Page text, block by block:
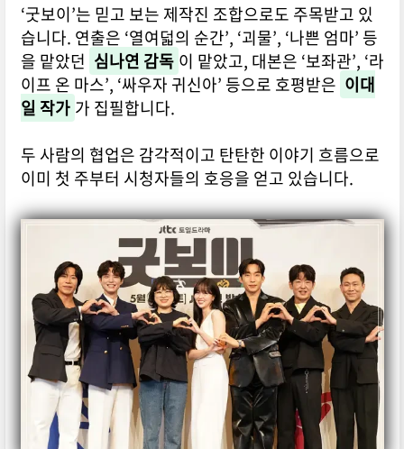
‘굿보이’는 믿고 보는 제작진 조합으로도 주목받고 있
습니다. 연출은 ‘열여덟의 순간’, ‘괴물’, ‘나쁜 엄마’ 등
을 맡았던 심나연 감독 이 맡았고, 대본은 ‘보좌관’, ‘라
이프 온 마스’, ‘싸우자 귀신아’ 등으로 호평받은 이대
일 작가 가 집필합니다.
두 사람의 협업은 감각적이고 탄탄한 이야기 흐름으로
이미 첫 주부터 시청자들의 호응을 얻고 있습니다.